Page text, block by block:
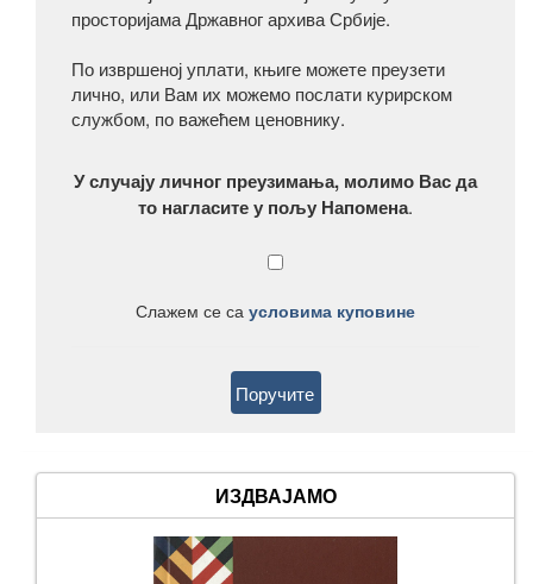
просторијама Државног архива Србије.
По извршеној уплати, књиге можете преузети
лично, или Вам их можемо послати курирском
службом, по важећем ценовнику.
У случају личног преузимања, молимо Вас да
то нагласите у пољу Напомена.
Слажем се са условима куповине
ИЗДВАЈАМО